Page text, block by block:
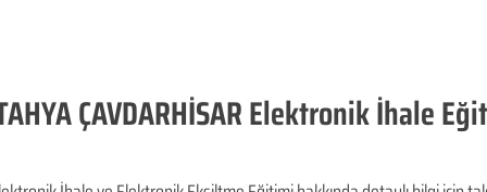
ÇAVDARHİSAR Elektronik İhale